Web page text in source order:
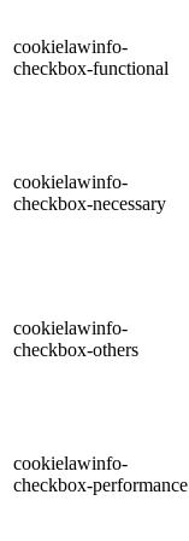
cookielawinfo-
checkbox-functional
cookielawinfo-
checkbox-necessary
cookielawinfo-
checkbox-others
cookielawinfo-
checkbox-performance